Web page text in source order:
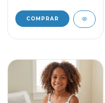
COMPRAR